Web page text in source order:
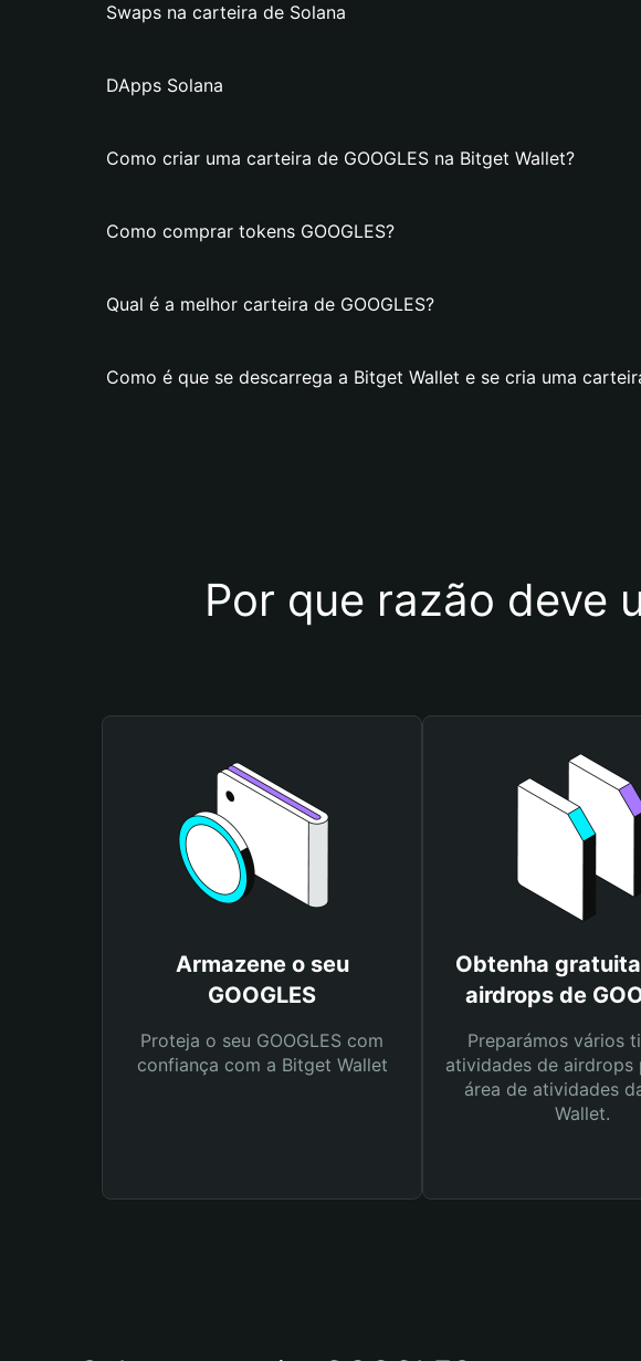
Swaps na carteira de Solana
DApps Solana
Como criar uma carteira de GOOGLES na Bitget Wallet?
Como comprar tokens GOOGLES?
Qual é a melhor carteira de GOOGLES?
Como é que se descarrega a Bitget Wallet e se cria uma
Por que razão deve
Armazene o seu
GOOGLES
Proteja o seu GOOGLES com
confiança com a Bitget Wallet
Obtenha
airdrops de
Preparámos vários
atividades de airdrops
área de atividades
Wallet.